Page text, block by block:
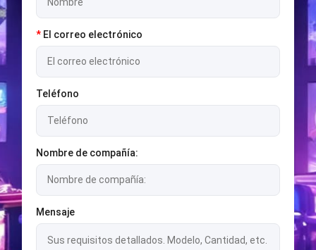
* El correo electrónico
Teléfono
Nombre de compañía:
Mensaje